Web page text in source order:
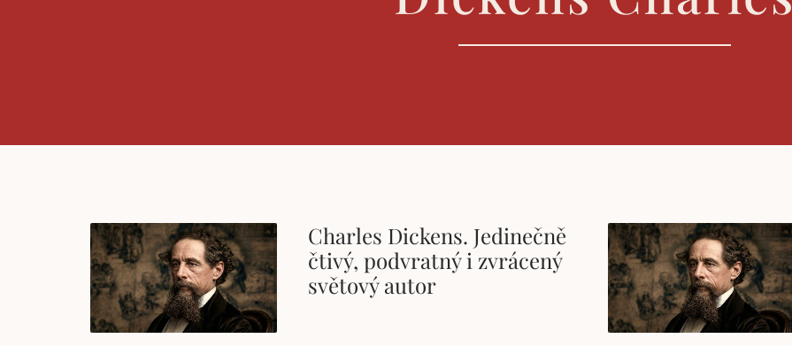
Charles Dickens. Jedinečně
čtivý, podvratný i zvrácený
světový autor